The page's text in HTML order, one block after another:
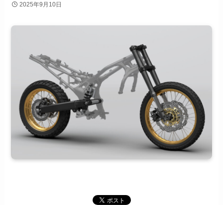
2025年9月10日